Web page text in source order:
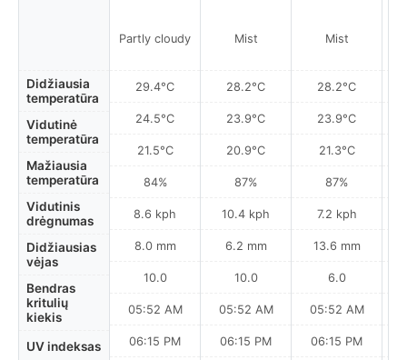
Didžiausia
temperatūra
Vidutinė
temperatūra
Mažiausia
temperatūra
Vidutinis
drėgnumas
Didžiausias
vėjas
Bendras
kritulių
kiekis
UV indeksas
Partly cloudy
29.4°C
24.5°C
21.5°C
84%
8.6 kph
8.0 mm
10.0
05:52 AM
06:15 PM
Mist
28.2°C
23.9°C
20.9°C
87%
10.4 kph
6.2 mm
10.0
05:52 AM
06:15 PM
Mist
28.2°C
23.9°C
21.3°C
87%
7.2 kph
13.6 mm
6.0
05:52 AM
06:15 PM